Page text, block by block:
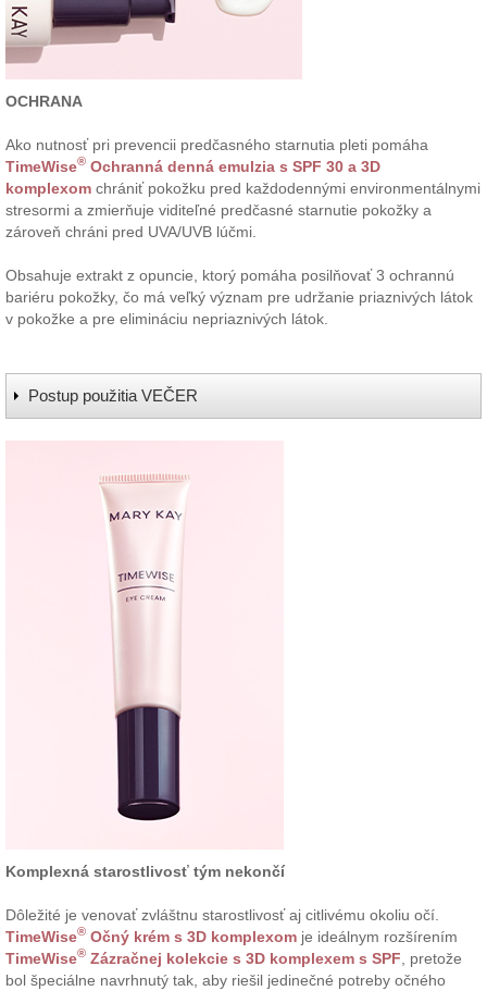
OCHRANA
Ako nutnosť pri prevencii predčasného starnutia pleti pomáha
TimeWise® Ochranná denná emulzia s SPF 30 a 3D
komplexom chrániť pokožku pred každodennými environmentálnymi
stresormi a zmierňuje viditeľné predčasné starnutie pokožky a
zároveň chráni pred UVA/UVB lúčmi.
Obsahuje extrakt z opuncie, ktorý pomáha posilňovať 3 ochrannú
bariéru pokožky, čo má veľký význam pre udržanie priaznivých látok
v pokožke a pre elimináciu nepriaznivých látok.
Postup použitia VEČER
Komplexná starostlivosť tým nekončí
Dôležité je venovať zvláštnu starostlivosť aj citlivému okoliu očí.
TimeWise® Očný krém s 3D komplexom je ideálnym rozšírením
TimeWise® Zázračnej kolekcie s 3D komplexem s SPF , pretože
bol špeciálne navrhnutý tak, aby riešil jedinečné potreby očného